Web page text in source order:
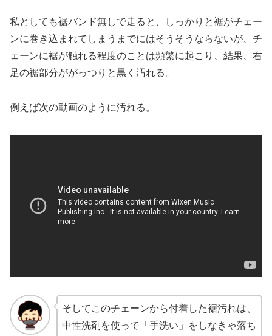
私としても裾バンド無しで走ると、しっかりと裾がチェー
ンに巻き込まれてしまうまでにはそうそうならないが、チ
ェーンに裾が触れる程度のことは頻繁に起こり、結果、右
足の裾部分ががっつりと黒く汚れる。
例えば次の動画のように汚れる。
そしてこのチェーンから付着した裾汚れは、
中性洗剤を使って「手洗い」をしなきゃ落ち